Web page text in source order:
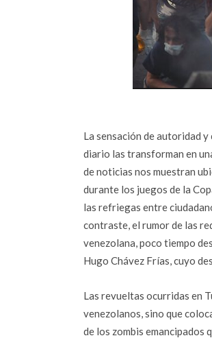
La sensación de autoridad
diario las transforman en
de noticias nos muestran
durante los juegos de la
las refriegas entre
contraste, el rumor de las
venezolana, poco tiempo
Hugo Chávez Frías, cuyo
Las revueltas ocurridas en
venezolanos, sino que
de los zombis emancipados